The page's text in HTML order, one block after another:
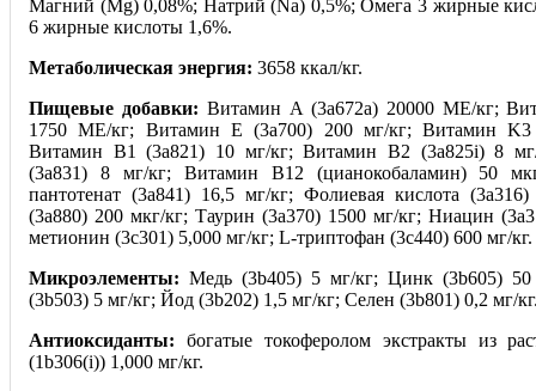
Магний (Mg) 0,08%; Натрий (Na) 0,5%; Омега 3 жирные
6 жирные кислоты 1,6%.
Метаболическая энергия: 3658 ккал/кг.
Пищевые добавки: Витамин A (3a672a) 20000 МЕ/кг;
1750 МЕ/кг; Витамин Е (3a700) 200 мг/кг; Витамин K3
Витамин B1 (3a821) 10 мг/кг; Витамин B2 (3a825i) 8
(3a831) 8 мг/кг; Витамин B12 (цианокобаламин) 50
пантотенат (3a841) 16,5 мг/кг; Фолиевая кислота
(3a880) 200 мкг/кг; Таурин (3a370) 1500 мг/кг; Ниацин
метионин (3c301) 5,000 мг/кг; L-триптофан (3c440) 600 мг/кг.
Микроэлементы: Медь (3b405) 5 мг/кг; Цинк (3b605) 50
(3b503) 5 мг/кг; Йод (3b202) 1,5 мг/кг; Селен (3b801) 0,2 мг/
Антиоксиданты: богатые токоферолом экстракты из
(1b306(i)) 1,000 мг/кг.